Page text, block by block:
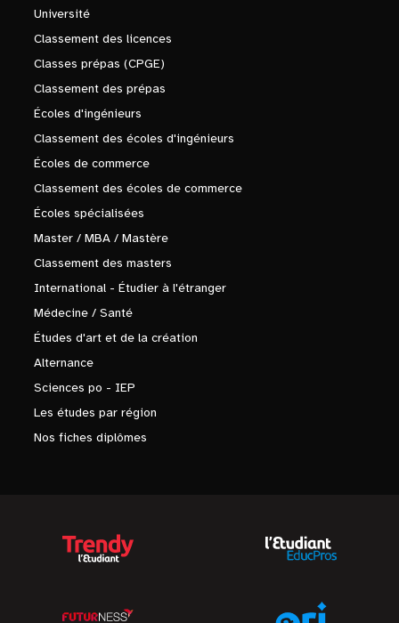
Université
Classement des licences
Classes prépas (CPGE)
Classement des prépas
Écoles d'ingénieurs
Classement des écoles d'ingénieurs
Écoles de commerce
Classement des écoles de commerce
Écoles spécialisées
Master / MBA / Mastère
Classement des masters
International - Étudier à l'étranger
Médecine / Santé
Études d'art et de la création
Alternance
Sciences po - IEP
Les études par région
Nos fiches diplômes